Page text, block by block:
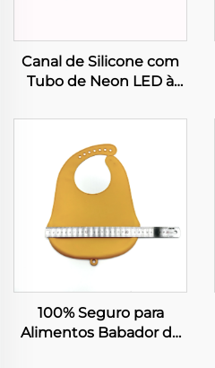
Canal de Silicone com
Tubo de Neon LED à
de Luz de 8mm
100% Seguro para
Alimentos Babador de